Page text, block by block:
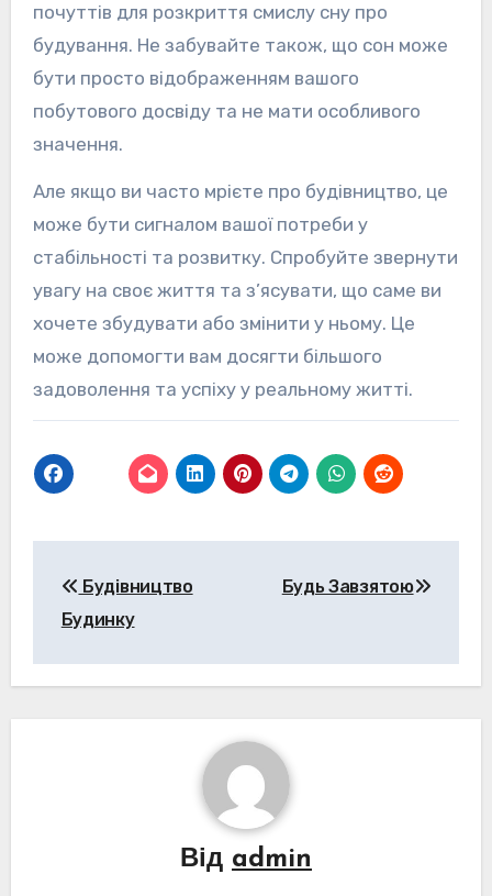
почуттів для розкриття смислу сну про
будування. Не забувайте також, що сон може
бути просто відображенням вашого
побутового досвіду та не мати особливого
значення.
Але якщо ви часто мрієте про будівництво, це
може бути сигналом вашої потреби у
стабільності та розвитку. Спробуйте звернути
увагу на своє життя та з’ясувати, що саме ви
хочете збудувати або змінити у ньому. Це
може допомогти вам досягти більшого
задоволення та успіху у реальному житті.
записів
Будівництво
Будинку
Будь Завзятою
Від admin